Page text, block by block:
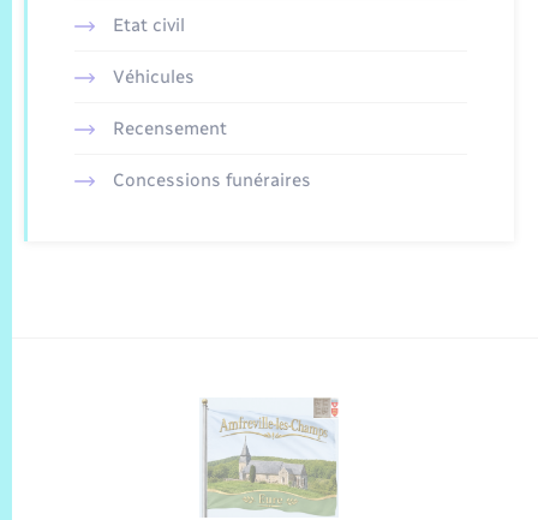
Etat civil
Véhicules
Recensement
Concessions funéraires